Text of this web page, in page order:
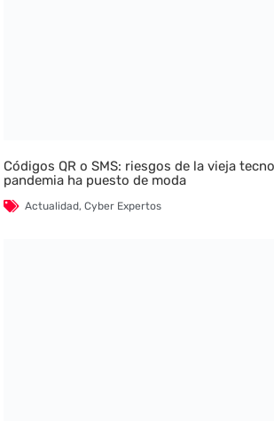
Códigos QR o SMS: riesgos de la vieja
pandemia ha puesto de moda
Actualidad,Cyber Expertos